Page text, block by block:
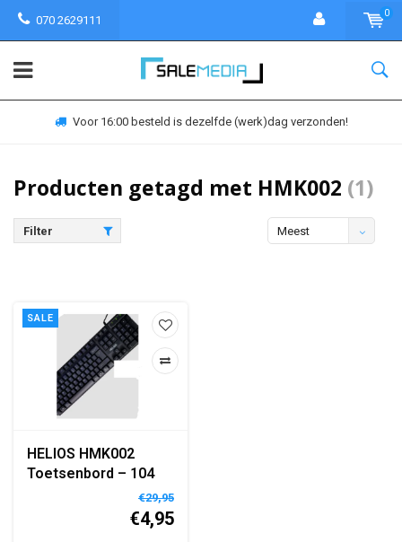
070 2629111
0
Voor 16:00 besteld is dezelfde (werk)dag verzonden!
Producten getagd met HMK002 (1)
Filter
Meest
SALE
HELIOS HMK002
Toetsenbord – 104
Toetsen – QWERTY
Ergonomisch – Voor
€29,95
€4,95